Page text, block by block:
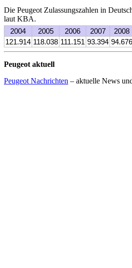
Die Peugeot Zulassungszahlen in
laut KBA.
2004
2005 2006 2007 2008
121.914 118.038 111.151 93.394 94.676
Peugeot aktuell
Peugeot Nachrichten – aktuelle News